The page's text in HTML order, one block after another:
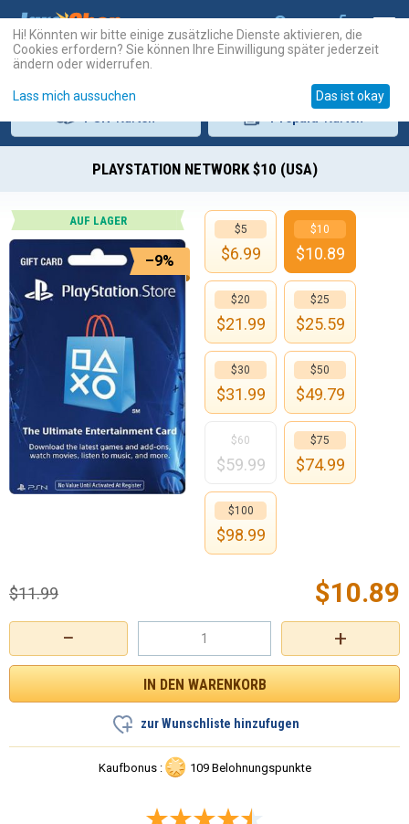
PLAYSTATION NETWORK $10 (USA)
AUF LAGER
–9%
+
−
$10.89
$11.99
zur Wunschliste hinzufugen
Kaufbonus : 109 Belohnungspunkte
$5
$6.99
$10
$10.89
$20
$21.99
$25
$25.59
$30
$31.99
$50
$49.79
$60
$59.99
$75
$74.99
$100
$98.99
Hi! Könnten wir bitte einige zusätzliche Dienste aktivieren, die
Cookies erfordern? Sie können Ihre Einwilligung später jederzeit
ändern oder widerrufen.
Lass mich aussuchen Das ist okay